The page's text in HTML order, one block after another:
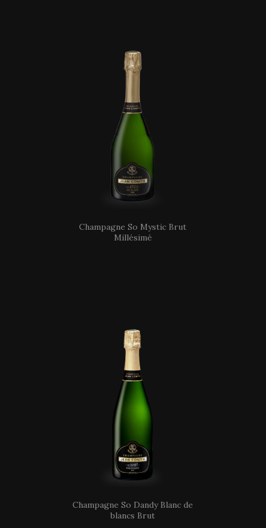
Champagne So Mystic Brut
Millésimé
Champagne So Dandy Blanc de
blancs Brut